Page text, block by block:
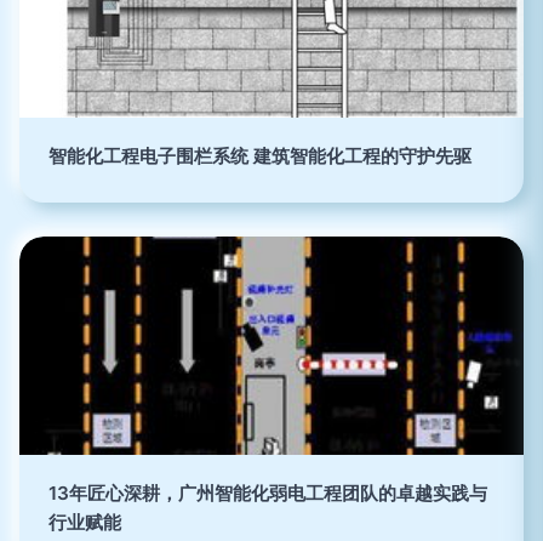
智能化工程电子围栏系统 建筑智能化工程的守护先驱
13年匠心深耕，广州智能化弱电工程团队的卓越实践与
行业赋能